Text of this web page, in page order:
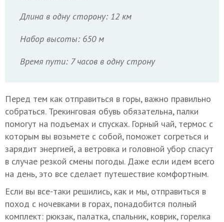
Длина в одну сторону: 12 км
Набор высоты: 650 м
Время пути: 7 часов в одну строну
Перед тем как отправиться в горы, важно правильно
собраться. Трекинговая обувь обязательна, палки
помогут на подъемах и спусках. Горный чай, термос с
которым вы возьмете с собой, поможет согреться и
зарядит энергией, а ветровка и головной убор спасут
в случае резкой смены погоды. Даже если идем всего
на день, это все сделает путешествие комфортным.
Если вы все-таки решились, как и мы, отправиться в
поход с ночевками в горах, понадобится полный
комплект: рюкзак, палатка, спальник, коврик, горелка